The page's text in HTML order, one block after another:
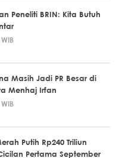
Peneliti BRIN: Kita Butuh
Masih Jadi PR Besar di
Menhaj Irfan
Putih Rp240 Triliun
Pertama September